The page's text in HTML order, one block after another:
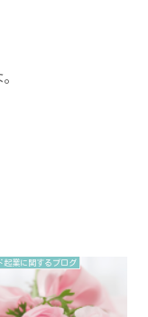
起業に関するブログ